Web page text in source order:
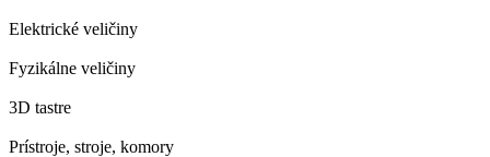
Elektrické veličiny
Fyzikálne veličiny
3D tastre
Prístroje, stroje, komory